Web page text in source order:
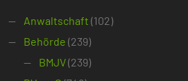
Anwaltschaft (102)
Behörde (239)
BMJV(239)